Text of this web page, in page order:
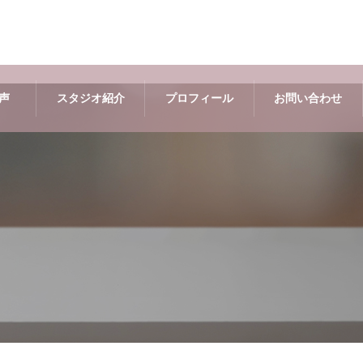
スタジオ紹介 プロフィール お問い合わせ